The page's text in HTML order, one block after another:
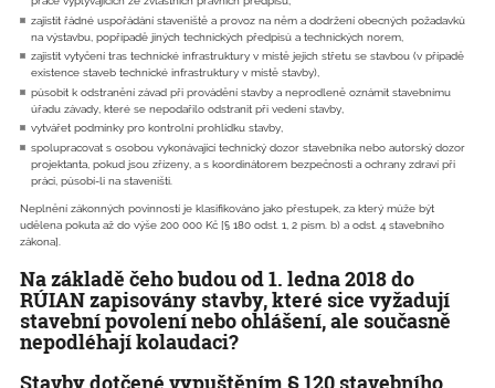
zajistit řádné uspořádání staveniště a provoz na něm a dodržení obecných požadavků
na výstavbu, popřípadě jiných technických předpisů a technických norem,
zajistit vytyčení tras technické infrastruktury v místě jejich střetu se stavbou (v případě
existence staveb technické infrastruktury v místě stavby),
působit k odstranění závad při provádění stavby a neprodleně oznámit stavebnímu
úřadu závady, které se nepodařilo odstranit při vedení stavby,
vytvářet podmínky pro kontrolní prohlídku stavby,
spolupracovat s osobou vykonávající technický dozor stavebníka nebo autorský dozor
projektanta, pokud jsou zřízeny, a s koordinátorem bezpečnosti a ochrany zdraví při
práci, působí-li na staveništi.
Neplnění zákonných povinností je klasifikováno jako přestupek, za který může být
udělena pokuta až do výše 200 000 Kč [§ 180 odst. 1, 2 písm. b) a odst. 4 stavebního
zákona].
Na základě čeho budou od 1. ledna 2018 do
RÚIAN zapisovány stavby, které sice vyžadují
stavební povolení nebo ohlášení, ale současně
nepodléhají kolaudaci?